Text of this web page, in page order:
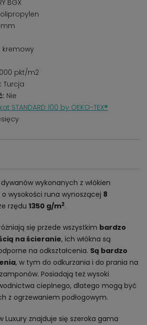
BGX
kremowy
pkt/m2
Turcja
Nie
STANDARD 100 by OEKO-TEX®
wykonanych z włókien
wysokości runa wynoszącej 8
rzędu 1350 g/m2.
się przede wszystkim bardzo
na ścieranie, ich włókna są
na odkształcenia. Są bardzo
, w tym do odkurzania i do prania na
Posiadają też wysoki
cieplnego, dlatego mogą być
z ogrzewaniem podłogowym.
Luxury znajduje się szeroka gama